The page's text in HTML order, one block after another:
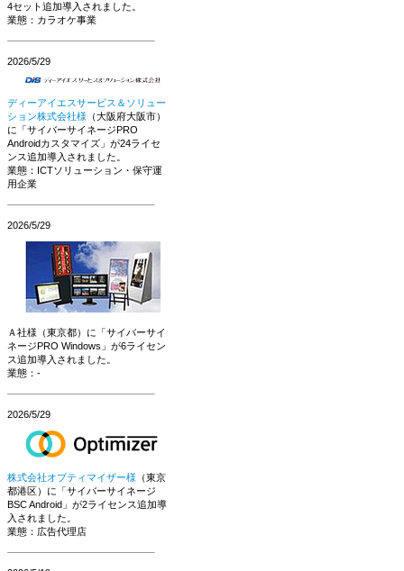
4セット追加導入されました。
業態：カラオケ事業
2026/5/29
ディーアイエスサービス＆ソリュー
ション株式会社様 （大阪府大阪市）
に「サイバーサイネージPRO
Androidカスタマイズ」が24ライセ
ンス追加導入されました。
業態：ICTソリューション・保守運
用企業
2026/5/29
Ａ社様（東京都）に「サイバーサイ
ネージPRO Windows」が6ライセン
ス追加導入されました。
業態：-
2026/5/29
株式会社オプティマイザー様 （東京
都港区）に「サイバーサイネージ
BSC Android」が2ライセンス追加導
入されました。
業態：広告代理店